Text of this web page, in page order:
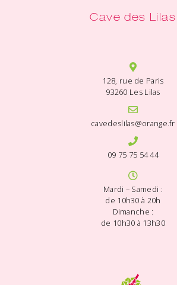
Cave des Lilas
128, rue de Paris
93260 Les Lilas
cavedeslilas@orange.fr
09 75 75 54 44
Mardi – Samedi :
de 10h30 à 20h
Dimanche :
de 10h30 à 13h30